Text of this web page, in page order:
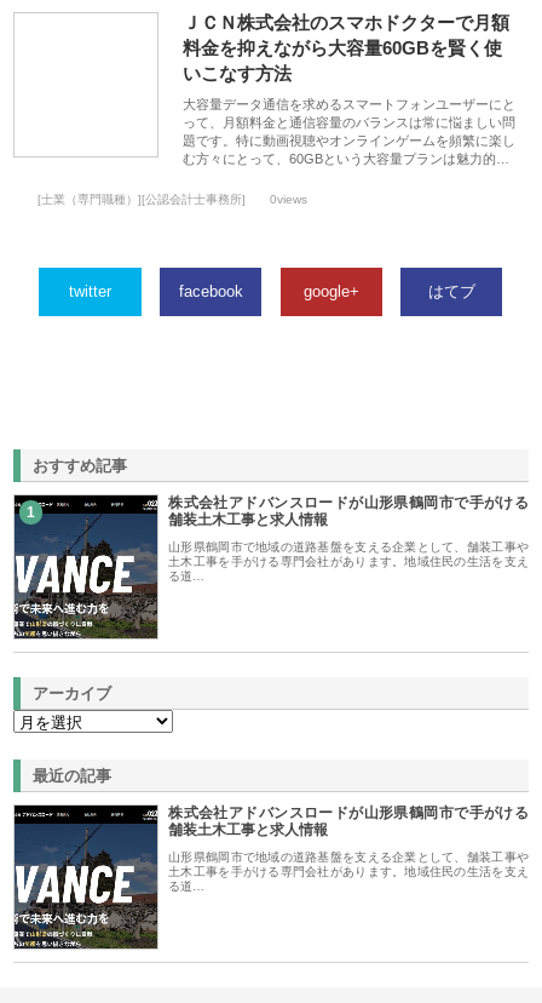
ＪＣＮ株式会社のスマホドクターで月額
料金を抑えながら大容量60GBを賢く使
いこなす方法
大容量データ通信を求めるスマートフォンユーザーにと
って、月額料金と通信容量のバランスは常に悩ましい問
題です。特に動画視聴やオンラインゲームを頻繁に楽し
む方々にとって、60GBという大容量プランは魅力的…
[士業（専門職種）][公認会計士事務所] 0views
twitter facebook google+ はてブ
おすすめ記事
1
株式会社アドバンスロードが山形県鶴岡市で手がける
舗装土木工事と求人情報
山形県鶴岡市で地域の道路基盤を支える企業として、舗装工事や
土木工事を手がける専門会社があります。地域住民の生活を支え
る道…
アーカイブ
最近の記事
株式会社アドバンスロードが山形県鶴岡市で手がける
舗装土木工事と求人情報
山形県鶴岡市で地域の道路基盤を支える企業として、舗装工事や
土木工事を手がける専門会社があります。地域住民の生活を支え
る道…